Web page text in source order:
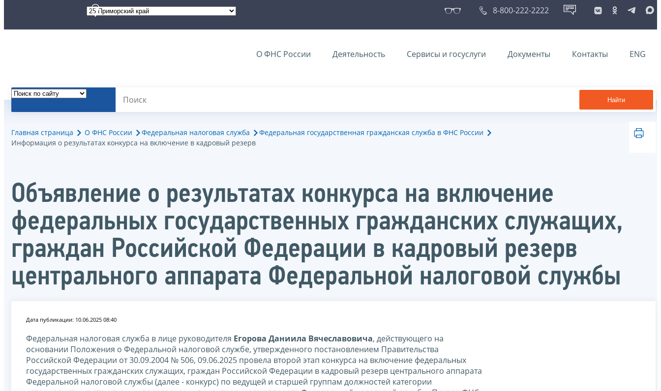
8-800-222-2222
О ФНС России Деятельность Сервисы и госуслуги Документы Контакты ENG
Найти
Главная страница О ФНС России Федеральная налоговая служба
Федеральная государственная гражданская служба в ФНС России
Информация о результатах конкурса на включение в кадровый резерв
Объявление о результатах конкурса на включение
федеральных государственных гражданских служащих,
граждан Российской Федерации в кадровый резерв
центрального аппарата Федеральной налоговой службы
Дата публикации: 10.06.2025 08:40
Федеральная налоговая служба в лице руководителя Егорова Даниила Вячеславовича, действующего на
основании Положения о Федеральной налоговой службе, утвержденного постановлением Правительства
Российской Федерации от 30.09.2004 № 506, 09.06.2025 провела второй этап конкурса на включение федеральных
государственных гражданских служащих, граждан Российской Федерации в кадровый резерв центрального аппарата
Федеральной налоговой службы (далее - конкурс) по ведущей и старшей группам должностей категории